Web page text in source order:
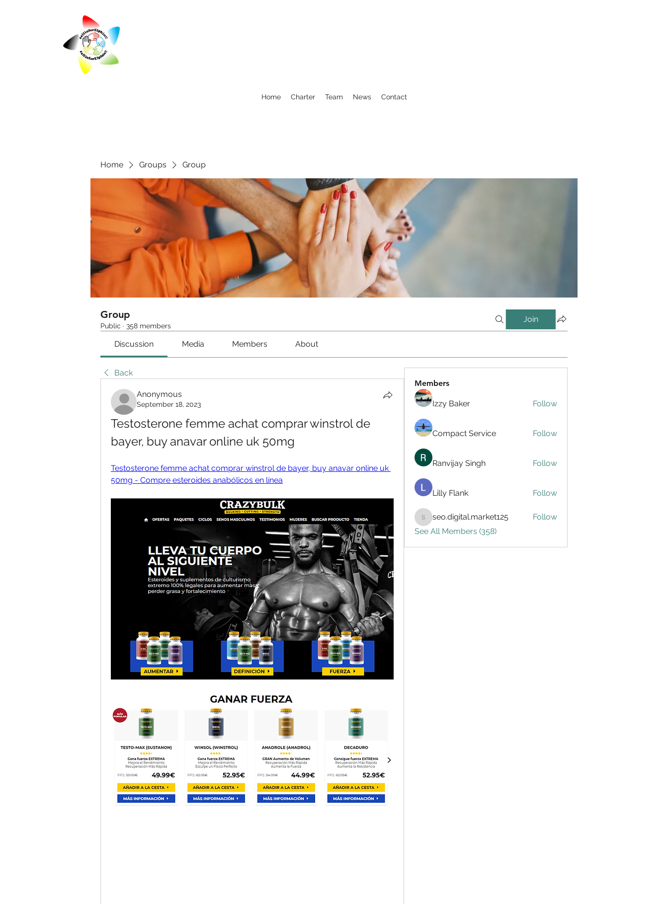
Home Charter Team News Contact
Home Groups Group
Group
Public · 358 members
Join
Discussion Media Members About
Back
Anonymous
September 18, 2023
Testosterone femme achat comprar winstrol de
bayer, buy anavar online uk 50mg
Testosterone femme achat comprar winstrol de bayer, buy anavar online uk
50mg - Compre esteroides anabólicos en línea
Members
Izzy Baker Follow
Compact Service Follow
Ranvijay Singh Follow
Lilly Flank Follow
seo.digital.market125
seo.digital.market125
Follow
See All Members (358)